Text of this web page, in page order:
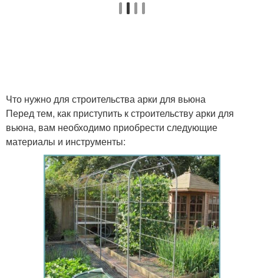
Что нужно для строительства арки для вьюна
Перед тем, как приступить к строительству арки для
вьюна, вам необходимо приобрести следующие
материалы и инструменты: